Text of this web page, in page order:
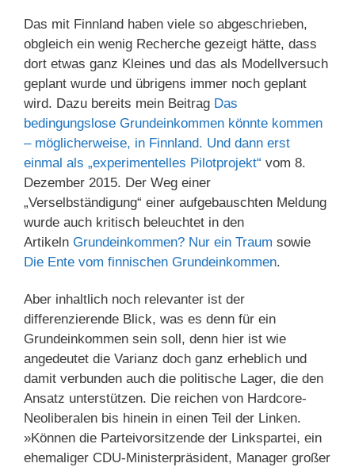
Das mit Finnland haben viele so abgeschrieben,
obgleich ein wenig Recherche gezeigt hätte, dass
dort etwas ganz Kleines und das als Modellversuch
geplant wurde und übrigens immer noch geplant
wird. Dazu bereits mein Beitrag Das
bedingungslose Grundeinkommen könnte kommen
– möglicherweise, in Finnland. Und dann erst
einmal als „experimentelles Pilotprojekt“ vom 8.
Dezember 2015. Der Weg einer
„Verselbständigung“ einer aufgebauschten Meldung
wurde auch kritisch beleuchtet in den
Artikeln Grundeinkommen? Nur ein Traum sowie
Die Ente vom finnischen Grundeinkommen.
Aber inhaltlich noch relevanter ist der
differenzierende Blick, was es denn für ein
Grundeinkommen sein soll, denn hier ist wie
angedeutet die Varianz doch ganz erheblich und
damit verbunden auch die politische Lager, die den
Ansatz unterstützen. Die reichen von Hardcore-
Neoliberalen bis hinein in einen Teil der Linken.
»Können die Parteivorsitzende der Linkspartei, ein
ehemaliger CDU-Ministerpräsident, Manager großer